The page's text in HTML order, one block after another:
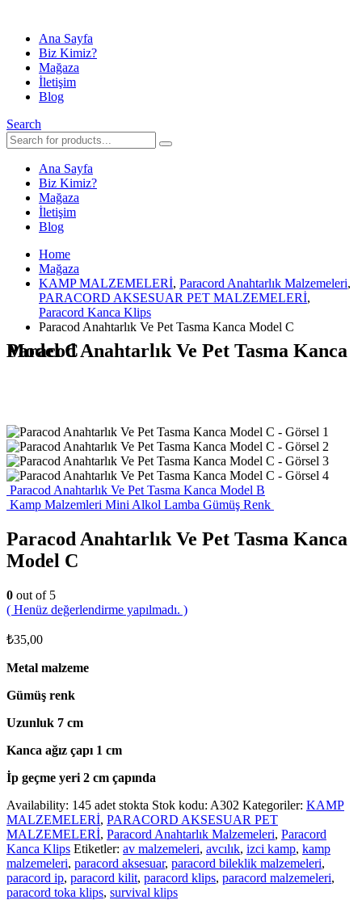
Ana Sayfa
Biz Kimiz?
Mağaza
İletişim
Blog
Search
Ana Sayfa
Biz Kimiz?
Mağaza
İletişim
Blog
Home
Mağaza
KAMP MALZEMELERİ, Paracord Anahtarlık Malzemeleri,
PARACORD AKSESUAR PET MALZEMELERİ,
Paracord Kanca Klips
Paracod Anahtarlık Ve Pet Tasma Kanca Model C
Paracod Anahtarlık Ve Pet Tasma Kanca Model C
Paracod Anahtarlık Ve Pet Tasma Kanca Model B
Kamp Malzemleri Mini Alkol Lamba Gümüş Renk
Paracod Anahtarlık Ve Pet Tasma Kanca
Model C
0 out of 5
( Henüz değerlendirme yapılmadı. )
₺35,00
Metal malzeme
Gümüş renk
Uzunluk 7 cm
Kanca ağız çapı 1 cm
İp geçme yeri 2 cm çapında
Availability: 145 adet stokta Stok kodu: A302 Kategoriler: KAMP
MALZEMELERİ, PARACORD AKSESUAR PET
MALZEMELERİ, Paracord Anahtarlık Malzemeleri, Paracord
Kanca Klips Etiketler: av malzemeleri, avcılık, izci kamp, kamp
malzemeleri, paracord aksesuar, paracord bileklik malzemeleri,
paracord ip, paracord kilit, paracord klips, paracord malzemeleri,
paracord toka klips, survival klips